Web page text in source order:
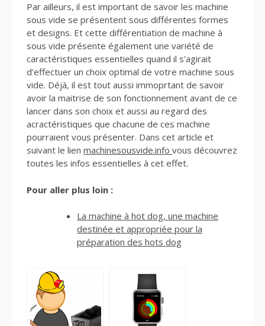
Par ailleurs, il est important de savoir les machine
sous vide se présentent sous différentes formes
et designs. Et cette différentiation de machine à
sous vide présente également une variété de
caractéristiques essentielles quand il s’agirait
d’effectuer un choix optimal de votre machine sous
vide. Déjà, il est tout aussi immoprtant de savoir
avoir la maitrise de son fonctionnement avant de ce
lancer dans son choix et aussi au regard des
acractéristiques que chacune de ces machine
pourraient vous présenter. Dans cet article et
suivant le lien machinesousvide.info vous découvrez
toutes les infos essentielles à cet effet.
Pour aller plus loin :
La machine à hot dog, une machine
destinée et appropriée pour la
préparation des hots dog